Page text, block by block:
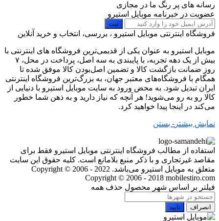
رسانه های پر رنگ ما در مجازی
عضویت در خبرنامه موبایل استیرو
ثبت
فروشگاه اینترنتی موبایل استیرو ، بررسی، انتخاب و خرید آنلاین
موبایل استیرو به عنوان یکی از قدیمی‌ترین فروشگاه های اینترنتی با
بیش از یک دهه تجربه، با پایبندی به سه اصل، پرداخت در محل، ۷
روز ضمانت بازگشت کالا و تضمین اصل‌بودن کالا موفق شده تا
همگام با فروشگاه‌های معتبر جهان، به بزرگ‌ترین فروشگاه اینترنتی
ایران تبدیل شود. به محض ورود به سایت موبایل استیرو با دنیایی از
کالا رو به رو می‌شوید! هر آنچه که نیاز دارید و به ذهن شما خطور
می‌کند در اینجا پیدا خواهید کرد.
نمایش بیشتر - بستن
استفاده از مطالب فروشگاه اینترنتی موبایل استیرو فقط برای
مقاصد غیرتجاری و با ذکر منبع بلامانع است. کلیه حقوق این سایت
متعلق به موبایل استیرو می‌باشد. Copyright © 2006 - 2022
Copyright © 2006 - 2018 mobilestiro.com
فیلتر بر اساس شهر محصول حذف همه
انصراف تایید